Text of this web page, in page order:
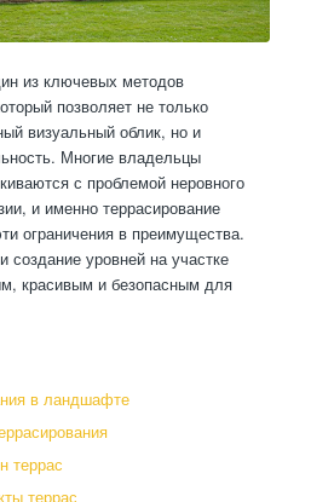
из ключевых методов
позволяет не только
визуальный облик, но и
Многие владельцы
с проблемой неровного
и именно террасирование
ограничения в преимущества.
создание уровней на участке
красивым и безопасным для
в ландшафте
террас
террас